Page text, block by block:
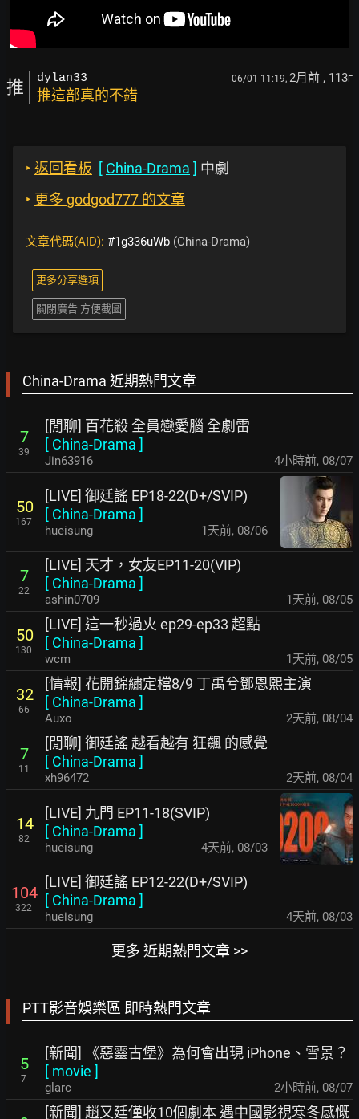
推 dylan33 06/01 11:19, 2月前 , 113F
推這部真的不錯
‣ 返回看板 [ China-Drama ] 中劇
‣ 更多 godgod777 的文章
文章代碼(AID): #1g336uWb (China-Drama)
更多分享選項
關閉廣告 方便截圖
China-Drama 近期熱門文章
7
39
[閒聊] 百花殺 全員戀愛腦 全劇雷
[ China-Drama ]
Jin63916 4小時前, 08/07
50
167
[LIVE] 御廷謠 EP18-22(D+/SVIP)
[ China-Drama ]
hueisung 1天前, 08/06
7
22
[LIVE] 天才，女友EP11-20(VIP)
[ China-Drama ]
ashin0709 1天前, 08/05
50
130
[LIVE] 這一秒過火 ep29-ep33 超點
[ China-Drama ]
wcm 1天前, 08/05
32
66
[情報] 花開錦繡定檔8/9 丁禹兮鄧恩熙主演
[ China-Drama ]
Auxo 2天前, 08/04
7
11
[閒聊] 御廷謠 越看越有 狂飆 的感覺
[ China-Drama ]
xh96472 2天前, 08/04
14
82
[LIVE] 九門 EP11-18(SVIP)
[ China-Drama ]
hueisung 4天前, 08/03
104
322
[LIVE] 御廷謠 EP12-22(D+/SVIP)
[ China-Drama ]
hueisung 4天前, 08/03
更多 近期熱門文章 >>
PTT影音娛樂區 即時熱門文章
5
7
[新聞] 《惡靈古堡》為何會出現 iPhone、雪景？
[ movie ]
glarc 2小時前, 08/07
[新聞] 趙又廷僅收10個劇本 遇中國影視寒冬感慨